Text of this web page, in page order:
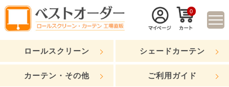
0
ロールスクリーン シェードカーテン
カーテン・その他 ご利用ガイド